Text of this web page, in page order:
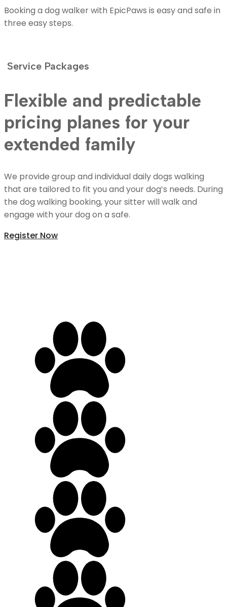
Booking a dog walker with EpicPaws is easy and safe in
three easy steps.
Service Packages
Flexible and predictable
pricing planes for your
extended family
We provide group and individual daily dogs walking
that are tailored to fit you and your dog’s needs. During
the dog walking booking, your sitter will walk and
engage with your dog on a safe.
Register Now